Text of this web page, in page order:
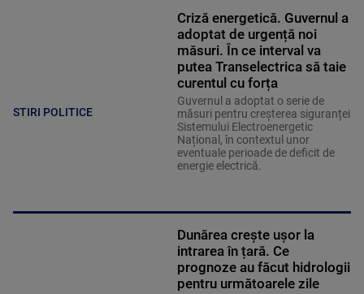
STIRI POLITICE
Criză energetică. Guvernul a
adoptat de urgență noi
măsuri. În ce interval va
putea Transelectrica să taie
curentul cu forța
Guvernul a adoptat o serie de
măsuri pentru creșterea siguranței
Sistemului Electroenergetic
Național, în contextul unor
eventuale perioade de deficit de
energie electrică.
Dunărea crește ușor la
intrarea în țară. Ce
prognoze au făcut hidrologii
pentru următoarele zile